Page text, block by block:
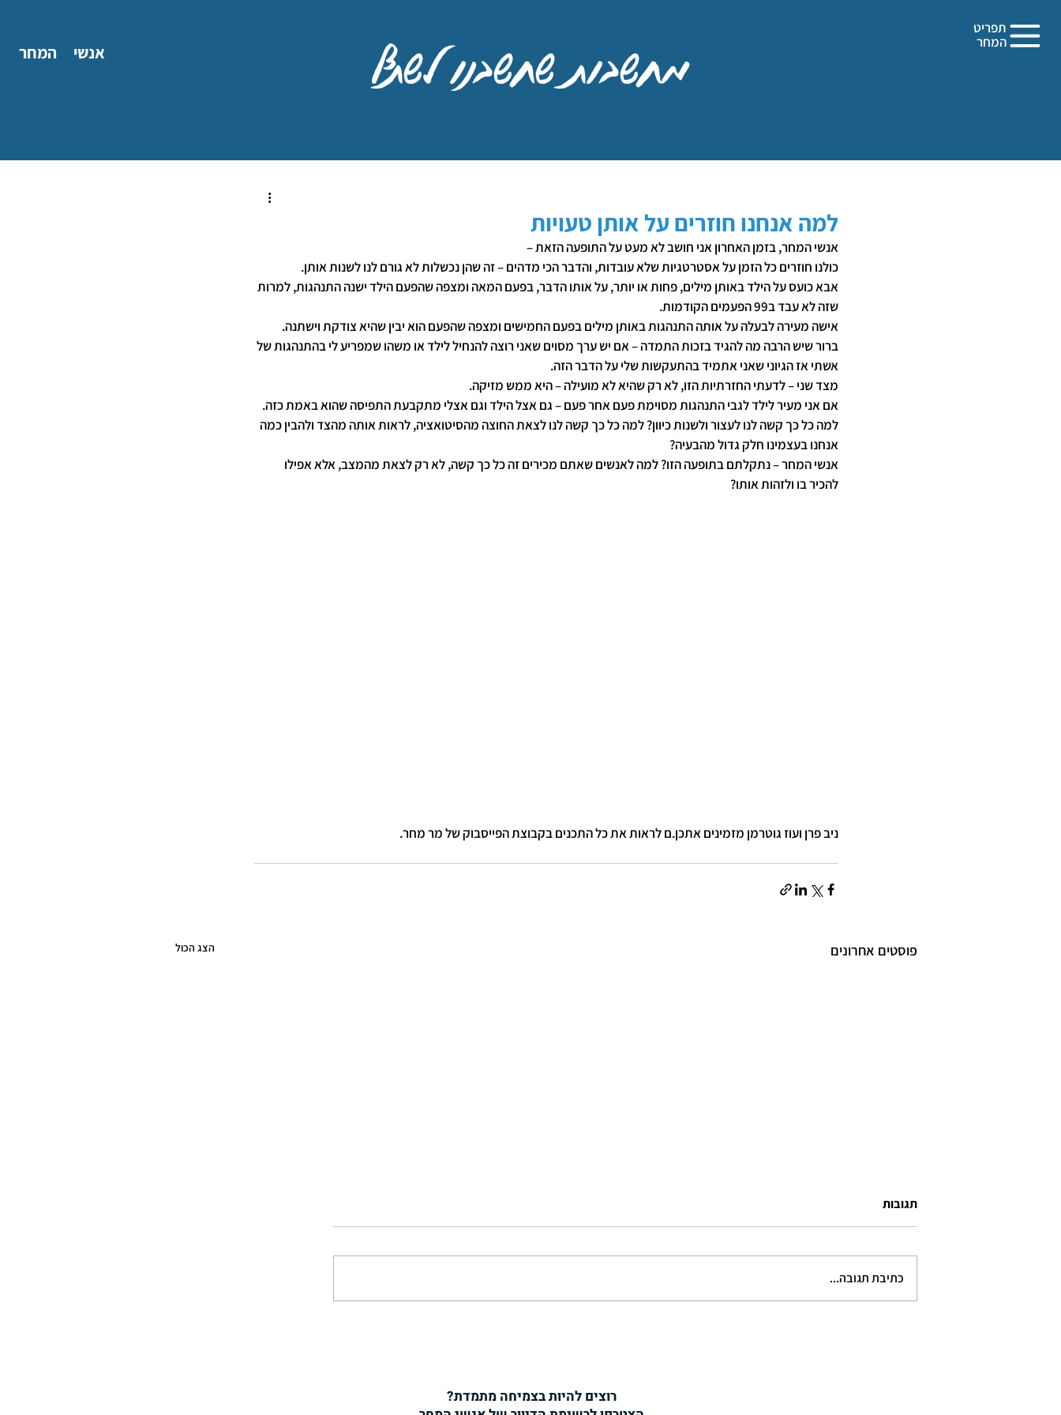
אנשי המחר
תפריט
המחר
מחשבות שחשבנו לשתף
למה אנחנו חוזרים על אותן טעויות
אנשי המחר, בזמן האחרון אני חושב לא מעט על התופעה הזאת –
כולנו חוזרים כל הזמן על אסטרטגיות שלא עובדות, והדבר הכי מדהים – זה שהן נכשלות לא גורם לנו לשנות אותן.
אבא כועס על הילד באותן מילים, פחות או יותר, על אותו הדבר, בפעם המאה ומצפה שהפעם הילד ישנה התנהגות, למרות
שזה לא עבד ב99 הפעמים הקודמות.
אישה מעירה לבעלה על אותה התנהגות באותן מילים בפעם החמישים ומצפה שהפעם הוא יבין שהיא צודקת וישתנה.
ברור שיש הרבה מה להגיד בזכות התמדה – אם יש ערך מסוים שאני רוצה להנחיל לילד או משהו שמפריע לי בהתנהגות של
אשתי אז הגיוני שאני אתמיד בהתעקשות שלי על הדבר הזה.
מצד שני – לדעתי החזרתיות הזו, לא רק שהיא לא מועילה – היא ממש מזיקה.
אם אני מעיר לילד לגבי התנהגות מסוימת פעם אחר פעם – גם אצל הילד וגם אצלי מתקבעת התפיסה שהוא באמת כזה.
למה כל כך קשה לנו לעצור ולשנות כיוון? למה כל כך קשה לנו לצאת החוצה מהסיטואציה, לראות אותה מהצד ולהבין כמה
אנחנו בעצמינו חלק גדול מהבעיה?
אנשי המחר – נתקלתם בתופעה הזו? למה לאנשים שאתם מכירים זה כל כך קשה, לא רק לצאת מהמצב, אלא אפילו
להכיר בו ולזהות אותו?
ניב פרן ועוז גוטרמן מזמינים אתכן.ם לראות את כל התכנים בקבוצת הפייסבוק של מר מחר.
פוסטים אחרונים הצג הכול
דרך הבטוחה להשאיר אנשים עניים
"אתה צוחק עלי, נכון?" אמר לי השבוע
הלוואה". זה היה כשהייתי השבוע
בסוכנות...
נמצא בבסיס המשבר שחווה היום
תגובות
כתיבת תגובה...
רוצים להיות בצמיחה מתמדת?